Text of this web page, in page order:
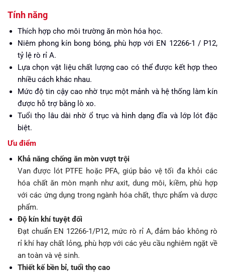
Tính năng
Thích hợp cho môi trường ăn mòn hóa học.
Niêm phong kín bong bóng, phù hợp với EN 12266-1 / P12,
tỷ lệ rò rỉ A.
Lựa chọn vật liệu chất lượng cao có thể được kết hợp theo
nhiều cách khác nhau.
Mức độ tin cậy cao nhờ trục một mảnh và hệ thống làm kín
được hỗ trợ bằng lò xo.
Tuổi thọ lâu dài nhờ ổ trục và hình dạng đĩa và lớp lót đặc
biệt.
Ưu điểm
Khả năng chống ăn mòn vượt trội
Van được lót PTFE hoặc PFA, giúp bảo vệ tối đa khỏi các
hóa chất ăn mòn mạnh như axit, dung môi, kiềm, phù hợp
với các ứng dụng trong ngành hóa chất, thực phẩm và dược
phẩm.
Độ kín khí tuyệt đối
Đạt chuẩn EN 12266-1/P12, mức rò rỉ A, đảm bảo không rò
rỉ khí hay chất lỏng, phù hợp với các yêu cầu nghiêm ngặt về
an toàn và vệ sinh.
Thiết kế bền bỉ, tuổi thọ cao